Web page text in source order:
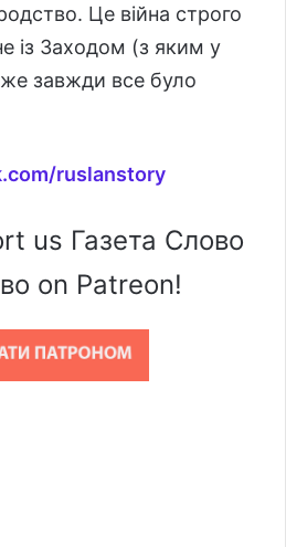
Це війна строго
із Заходом (з яким у
завжди все було
ruslanstory
us Газета Слово
on Patreon!